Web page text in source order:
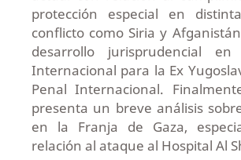
protección especial en
conflicto como Siria y
desarrollo jurisprudencial
Internacional para la Ex
Penal Internacional.
presenta un breve análisis
en la Franja de Gaza,
relación al ataque al Hospital Al